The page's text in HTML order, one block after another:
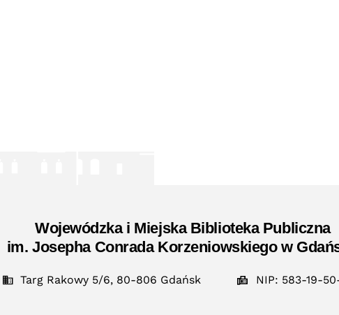
Wojewódzka i Miejska Biblioteka Publiczna
im. Josepha Conrada Korzeniowskiego w
Targ Rakowy 5/6, 80-806 Gdańsk NIP: 583-19-